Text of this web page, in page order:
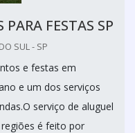
FESTAS SP
SUL - SP
e festas em
e um dos serviços
serviço de aluguel
é feito por